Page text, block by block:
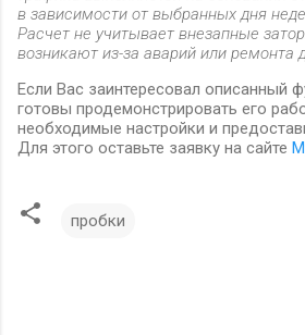
в зависимости от выбранных дня
Расчет не учитывает внезапные
возникают из-за аварий или ремонта
Если Вас заинтересовал описанный
готовы продемонстрировать его
необходимые настройки и
Для этого оставьте заявку на сайте
пробки